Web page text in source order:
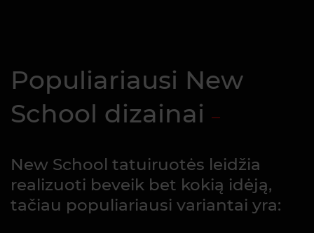
Populiariausi New
School dizainai
New School tatuiruotės leidžia
realizuoti beveik bet kokią idėją,
tačiau populiariausi variantai yra: